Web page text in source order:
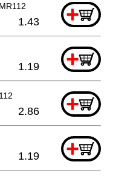
+
1.43
+
1.19
+
2.86
+
1.19